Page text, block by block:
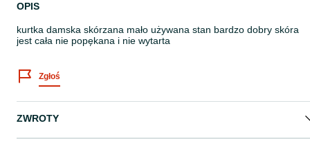
OPIS
kurtka damska skórzana mało używana stan bardzo dobry skóra
jest cała nie popękana i nie wytarta
Zgłoś
ZWROTY